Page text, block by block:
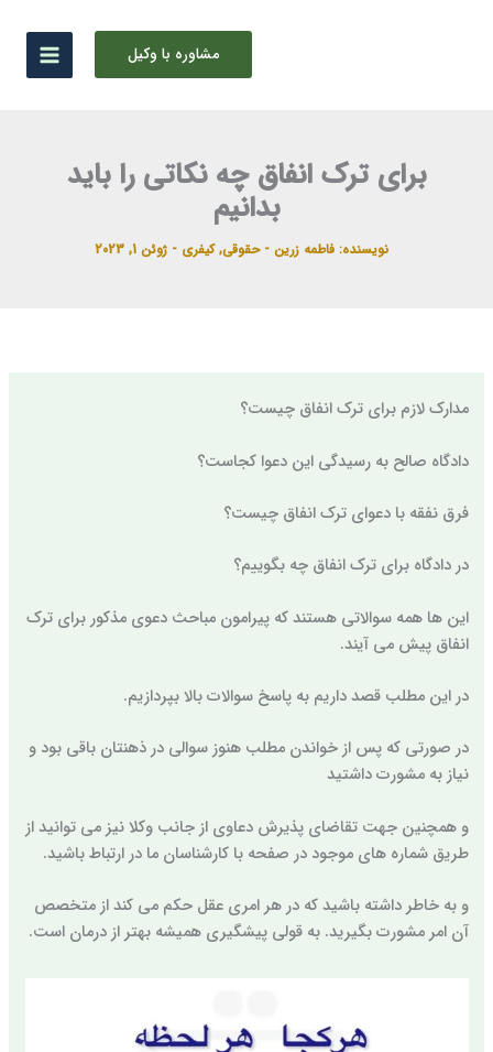
مشاوره با وکیل
برای ترک انفاق چه نکاتی را باید
بدانیم
نویسنده: فاطمه زرین-حقوقی,کیفری -ژوئن 1, 2023
مدارک لازم برای ترک انفاق چیست؟
دادگاه صالح به رسیدگی این دعوا کجاست؟
فرق نفقه با دعوای ترک انفاق چیست؟
در دادگاه برای ترک انفاق چه بگوییم؟
این ها همه سوالاتی هستند که پیرامون مباحث دعوی مذکور برای ترک
انفاق پیش می آیند.
در این مطلب قصد داریم به پاسخ سوالات بالا بپردازیم.
در صورتی که پس از خواندن مطلب هنوز سوالی در ذهنتان باقی بود و
نیاز به مشورت داشتید
و همچنین جهت تقاضای پذیرش دعاوی از جانب وکلا نیز می توانید از
طریق شماره های موجود در صفحه با کارشناسان ما در ارتباط باشید.
و به خاطر داشته باشید که در هر امری عقل حکم می کند از متخصص
آن امر مشورت بگیرید. به قولی پیشگیری همیشه بهتر از درمان است.